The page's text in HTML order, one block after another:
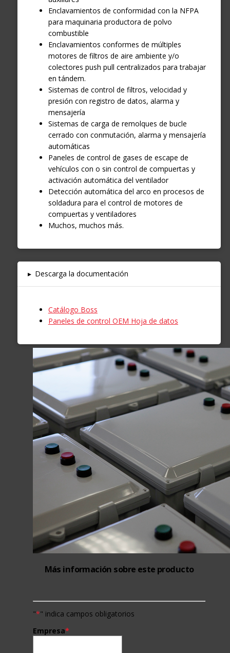
Enclavamientos de conformidad con la NFPA
para maquinaria productora de polvo
combustible
Enclavamientos conformes de múltiples
motores de filtros de aire ambiente y/o
colectores push pull centralizados para trabajar
en tándem.
Sistemas de control de filtros, velocidad y
presión con registro de datos, alarma y
mensajería
Sistemas de carga de remolques de bucle
cerrado con conmutación, alarma y mensajería
automáticas
Paneles de control de gases de escape de
vehículos con o sin control de compuertas y
activación automática del ventilador
Detección automática del arco en procesos de
soldadura para el control de motores de
compuertas y ventiladores
Muchos, muchos más.
▸ Descarga la documentación
Catálogo Boss
Paneles de control OEM Hoja de datos
Más información sobre este producto
"*" indica campos obligatorios
Empresa*